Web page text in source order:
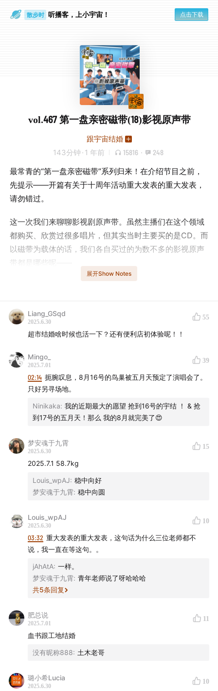
散步时 听播客，上小宇宙！ 点击下载
vol.467 第一盘亲密磁带(18)影视原声带
跟宇宙结婚
143分钟 · 1 年前 15816 · 248
最常青的“第一盘亲密磁带”系列归来！在介绍节目之前，
先提示——开篇有关于十周年活动重大发表的重大发表，
请勿错过。
这一次我们来聊聊影视剧原声带。虽然主播们在这个领域
都购买、欣赏过很多唱片，但其实当时主要买的是CD。而
以磁带为载体的话，我们各自买过的为数不多的影视原声
带都是哪些呢——
些歌曲已经成为一种文化符号流传至今，超越年代和潮
流，你一定听过，并且爱听，会听，也能唱几句。
刀老师拥有的第一盘影视原声带同样来自宇宙全民话题级
作品。该片曾在我国三次上映，被一代人奉为爱情圣经。
大导演原本希望由哪位仙气女歌手创作本片配乐？后来的
作曲家为何背着导演“偷偷”创作永恒经典名曲？这位作曲
家已经离开我们整整十年，让我们哼着他写的旋律怀念他
青年老师提到的这盘原声带，它的剧集如何令到当时几乎
不看古装剧的小青年如痴如醉？若干年后为了补买这盘原
声带，青年先后在“智利”和泉州经历过怎样的偶遇？如果
说真正购买的第一盘正版影视原声带，青年买的另一盘磁
带所配套的电影，里面原生态场景和玩命场景给主播们留
详细内容请收听本期节目。
展开Show Notes
Liang_GSqd
2025.6.30
55
超市结婚啥时候也活一下？还有便利店初体验呢！！
Mingo_
2025.7.01
39
02:14 扼腕叹息，8月16号的鸟巢被五月天预定了演唱会了。
只好另寻场地。
Ninikaka: 我的近期最大的愿望 抢到16号的宇结 ！ & 抢
到17号的五月天！那么 我的8月就完美了😍
梦安魂于九霄
2025.6.30
15
2025.7.1 58.7kg
Louis_wpAJ: 稳中向好
梦安魂于九霄: 稳中向圆
Louis_wpAJ
2025.6.30
10
03:32 重大发表的重大发表，这句话为什么三位老师都不
说，我一直在等这句。。
jAhAtA: 一样。
梦安魂于九霄: 青年老师说了呀哈哈哈
共5条回复
肥总说
2025.7.01
11
血书跟工地结婚
没有昵称888: 土木老哥
璐小希Lucia
2025.6.30
10